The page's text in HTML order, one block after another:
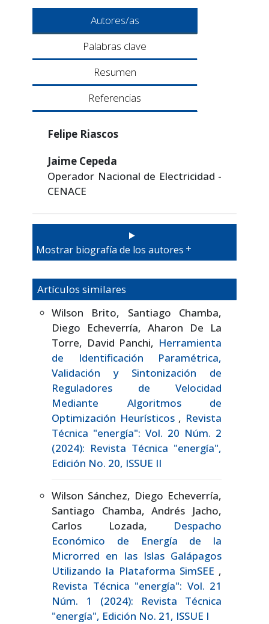
Autores/as
Palabras clave
Resumen
Referencias
Felipe Riascos
Jaime Cepeda
Operador Nacional de Electricidad -
CENACE
Mostrar biografía de los autores
Artículos similares
Wilson Brito, Santiago Chamba,
Diego Echeverría, Aharon De La
Torre, David Panchi, Herramienta
de Identificación Paramétrica,
Validación y Sintonización de
Reguladores de Velocidad
Mediante Algoritmos de
Optimización Heurísticos , Revista
Técnica "energía": Vol. 20 Núm. 2
(2024): Revista Técnica "energía",
Edición No. 20, ISSUE II
Wilson Sánchez, Diego Echeverría,
Santiago Chamba, Andrés Jacho,
Carlos Lozada, Despacho
Económico de Energía de la
Microrred en las Islas Galápagos
Utilizando la Plataforma SimSEE ,
Revista Técnica "energía": Vol. 21
Núm. 1 (2024): Revista Técnica
"energía", Edición No. 21, ISSUE I